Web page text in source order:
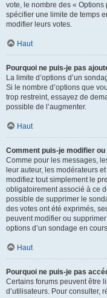
vote, le nombre des «
spécifier une limite de temps
modifier leurs votes.
Haut
Pourquoi ne puis-je pas
La limite d’options d’un
Si le nombre d’options que
trop restreint, essayez de
possible de l’augmenter.
Haut
Comment puis-je modifier
Comme pour les messages,
leur auteur, les modérateurs
modifiez tout simplement le
obligatoirement associé à ce
possible de supprimer le
des votes ont été exprimés,
peuvent modifier ou
options d’un sondage en
Haut
Pourquoi ne puis-je pas
Certains forums peuvent être
d’utilisateurs. Pour consulter,